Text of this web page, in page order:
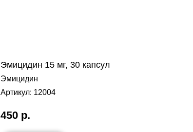
Эмицидин 15 мг, 30 капсул
Эмицидин
Артикул: 12004
450 р.